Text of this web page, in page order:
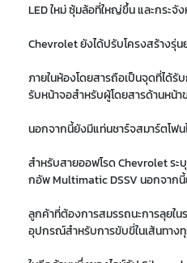
LED ใหม่ ซุ้มล้อที่ใหญ่ขึ้น และกระ
Chevrolet ยังได้ปรับโครงสร้างรุ่น
ภายในห้องโดยสารถือเป็นจุดที่ได้รั
รับหน้าจอสำหรับผู้โดยสารด้านหน้
นอกจากนี้ยังมีแท่นชาร์จสมาร์ตโฟ
สำหรับสายออฟโรด Chevrolet ระ
กอัพ Multimatic DSSV นอกจากนี้
ลูกค้าที่ต้องการสมรรถนะการลุยใ
อุปกรณ์สำหรับการขับขี่ในเส้นทางทุ